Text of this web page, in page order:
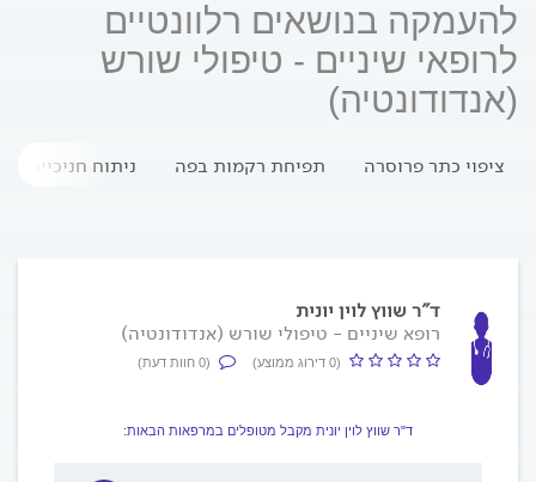
להעמקה בנושאים רלוונטיים
לרופאי שיניים - טיפולי שורש
(אנדודונטיה)
ציפוי כתר פרוסרה תפיחת רקמות בפה ניתוח חניכיים
ד"ר שווץ לוין יונית
רופא שיניים - טיפולי שורש (אנדודונטיה)
(0 דירוג ממוצע) (0 חוות דעת)
ד"ר שווץ לוין יונית מקבל מטופלים במרפאות הבאות: